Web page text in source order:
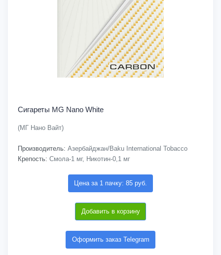
Сигареты MG Nano White
(МГ Нано Вайт)
Производитель: Азербайджан/Baku International Tobacco
Крепость: Смола-1 мг, Никотин-0,1 мг
Цена за 1 пачку: 85 руб.
Добавить в корзину
Оформить заказ Telegram